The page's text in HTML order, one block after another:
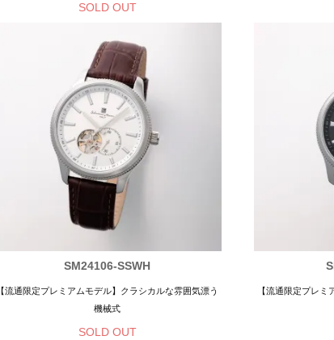
SOLD OUT
SM24106-SSWH
【流通限定プレミアムモデル】クラシカルな雰囲気漂う
機械式
SOLD OUT
【流通限定プレミ